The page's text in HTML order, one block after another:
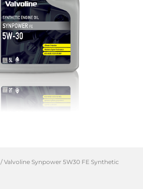
/ Valvoline Synpower 5W30 FE Synthetic